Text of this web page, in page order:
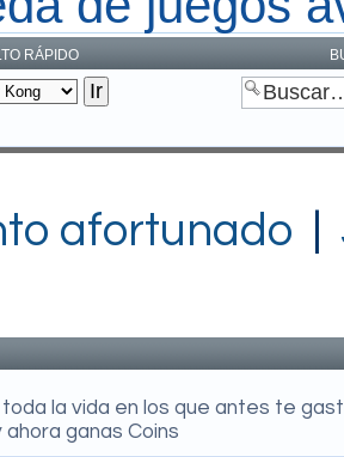
RÁPIDO
afortunado
la vida en los que antes te
ganas Coins